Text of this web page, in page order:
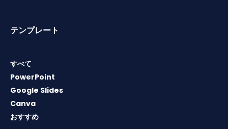
テンプレート
すべて
PowerPoint
Google Slides
Canva
おすすめ